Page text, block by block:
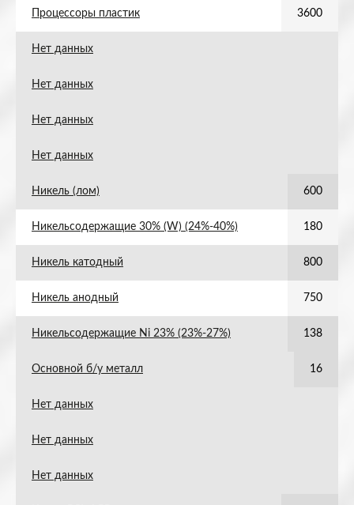
Процессоры пластик 3600
Нет данных
Нет данных
Нет данных
Нет данных
Никель (лом) 600
Никельсодержащие 30% (W) (24%-40%) 180
Никель катодный 800
Никель анодный 750
Никельсодержащие Ni 23% (23%-27%) 138
Основной б/у металл 16
Нет данных
Нет данных
Нет данных